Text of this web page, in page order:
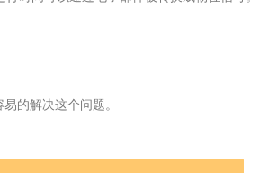
的解决这个问题。